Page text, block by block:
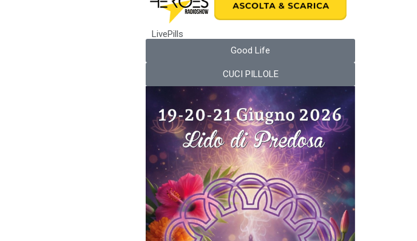
LivePills
Good Life
CUCI PILLOLE